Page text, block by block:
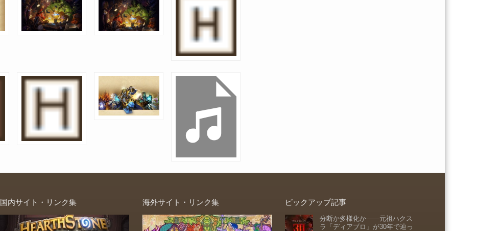
国内サイト・リンク集 海外サイト・リンク集 ピックアップ記事
分断か多様化か――元祖ハクス
ラ「ディアブロ」が30年で辿っ